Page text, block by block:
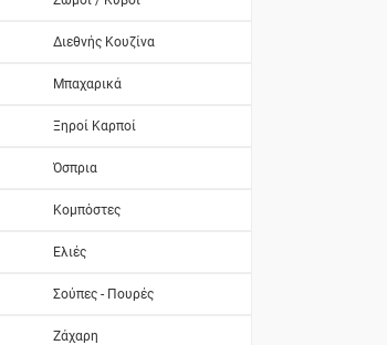
Διεθνής Κουζίνα
Μπαχαρικά
Ξηροί Καρποί
Όσπρια
Κομπόστες
Ελιές
Σούπες - Πουρές
Ζάχαρη